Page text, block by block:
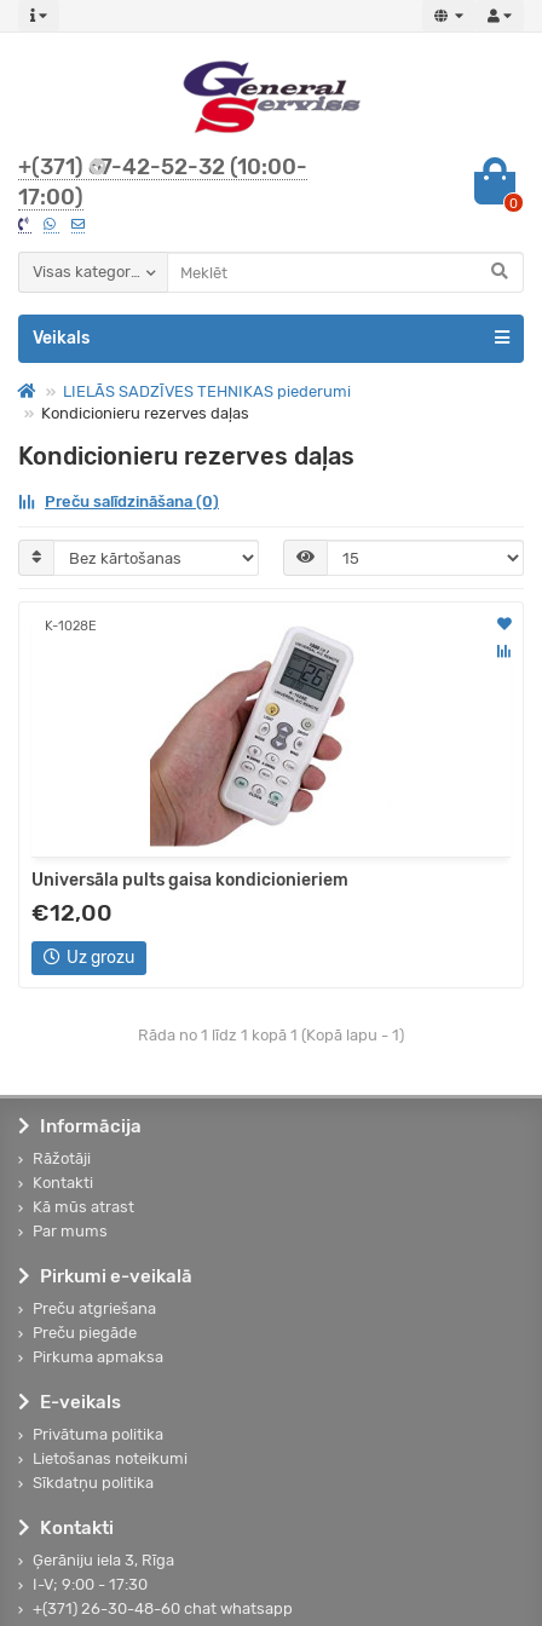
+(371) 67-42-52-32 (10:00-
17:00)
0
Visas kategorijas
Veikals
LIELĀS SADZĪVES TEHNIKAS piederumi
Kondicionieru rezerves daļas
Kondicionieru rezerves daļas
Preču salīdzināšana (0)
K-1028E
Universāla pults gaisa kondicionieriem
€12,00
Uz grozu
Rāda no 1 līdz 1 kopā 1 (Kopā lapu - 1)
Informācija
Rāžotāji
Kontakti
Kā mūs atrast
Par mums
Pirkumi e-veikalā
Preču atgriešana
Preču piegāde
Pirkuma apmaksa
E-veikals
Privātuma politika
Lietošanas noteikumi
Sīkdatņu politika
Kontakti
Ģerāniju iela 3, Rīga
I-V; 9:00 - 17:30
+(371) 26-30-48-60 chat whatsapp